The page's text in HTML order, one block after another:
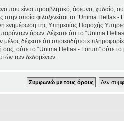
που είναι προσβλητικό, άσεμνο, χυδαίο,
οποία φιλοξενείται το “Unima Hellas -
ενημέρωση της Υπηρεσίας Παροχής
όρων. Δέχεστε ότι το “Unima Hellas
δέχεστε ότι οποιεσδήποτε
ούτε το “Unima Hellas - Forum” ούτε
των δεδομένων.